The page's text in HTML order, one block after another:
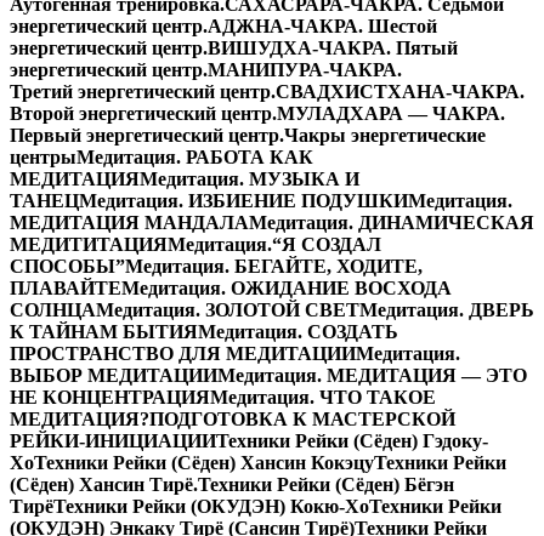
Аутогенная тренировка.САХАСРАРА-ЧАКРА. Седьмой
энергетический центр.АДЖНА-ЧАКРА. Шестой
энергетический центр.ВИШУДХА-ЧАКРА. Пятый
энергетический центр.МАНИПУРА-ЧАКРА.
Третий энергетический центр.СВАДХИСТХАНА-ЧАКРА.
Второй энергетический центр.МУЛАДХАРА — ЧАКРА.
Первый энергетический центр.Чакры энергетические
центрыМедитация. РАБОТА КАК
МЕДИТАЦИЯМедитация. МУЗЫКА И
ТАНЕЦМедитация. ИЗБИЕНИЕ ПОДУШКИМедитация.
МЕДИТАЦИЯ МАНДАЛАМедитация. ДИНАМИЧЕСКАЯ
МЕДИТИТАЦИЯМедитация.“Я СОЗДАЛ
СПОСОБЫ”Медитация. БЕГАЙТЕ, ХОДИТЕ,
ПЛАВАЙТЕМедитация. ОЖИДАНИЕ ВОСХОДА
СОЛНЦАМедитация. ЗОЛОТОЙ СВЕТМедитация. ДВЕРЬ
К ТАЙНАМ БЫТИЯМедитация. СОЗДАТЬ
ПРОСТРАНСТВО ДЛЯ МЕДИТАЦИИМедитация.
ВЫБОР МЕДИТАЦИИМедитация. МЕДИТАЦИЯ — ЭТО
НЕ КОНЦЕНТРАЦИЯМедитация. ЧТО ТАКОЕ
МЕДИТАЦИЯ?ПОДГОТОВКА К МАСТЕРСКОЙ
РЕЙКИ-ИНИЦИАЦИИТехники Рейки (Сёден) Гэдоку-
ХоТехники Рейки (Сёден) Хансин КокэцуТехники Рейки
(Сёден) Хансин Тирё.Техники Рейки (Сёден) Бёгэн
ТирёТехники Рейки (ОКУДЭН) Кокю-ХоТехники Рейки
(ОКУДЭН) Энкаку Тирё (Сансин Тирё)Техники Рейки